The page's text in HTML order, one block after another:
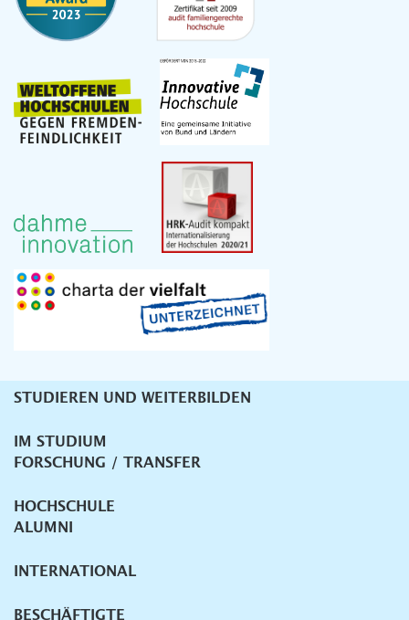
Unternavigation
STUDIEREN UND WEITERBILDEN
IM STUDIUM
FORSCHUNG / TRANSFER
HOCHSCHULE
ALUMNI
INTERNATIONAL
BESCHÄFTIGTE